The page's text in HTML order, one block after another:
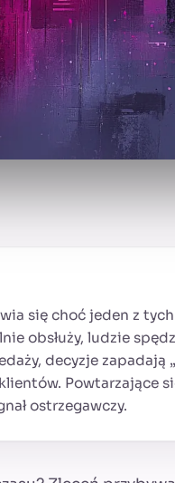
się choć jeden z tych
obsłuży, ludzie
decyzje zapadają
Powtarzające
ostrzegawczy.